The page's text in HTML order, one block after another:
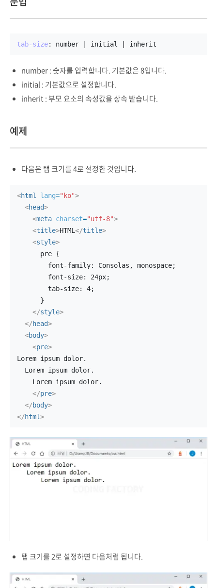
tab-size: number | initial | inherit
number : 숫자를 입력합니다. 기본값은 8입니다.
initial : 기본값으로 설정합니다.
inherit : 부모 요소의 속성값을 상속 받습니다.
예제
다음은 탭 크기를 4로 설정한 것입니다.
<html lang="ko">
<head>
<meta charset="utf-8">
<title>HTML</title>
<style>
      pre {
        font-family: Consolas, monospace;
        font-size: 24px;
        tab-size: 4;
      }
</style>
</head>
<body>
<pre>
Lorem ipsum dolor.
  Lorem ipsum dolor.
    Lorem ipsum dolor.
</pre>
</body>
</html>
탭 크기를 2로 설정하면 다음처럼 됩니다.